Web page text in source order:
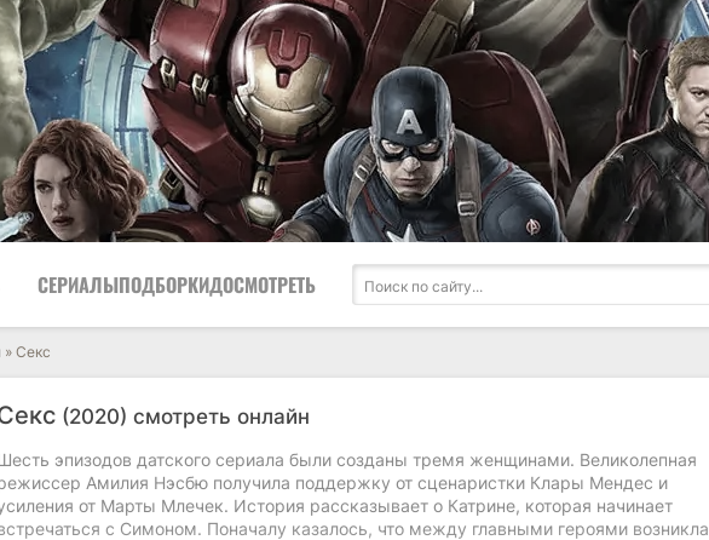
СЕРИАЛЫПОДБОРКИДОСМОТРЕТЬ
» Секс
(2020) смотреть онлайн
эпизодов датского сериала были созданы тремя женщинами. Великолепная
Амилия Нэсбю получила поддержку от сценаристки Клары Мендес и
от Марты Млечек. История рассказывает о Катрине, которая начинает
с Симоном. Поначалу казалось, что между главными героями возникла